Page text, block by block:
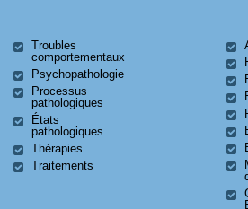
Troubles
comportementaux
Psychopathologie
Processus
pathologiques
États
pathologiques
Thérapies
Traitements